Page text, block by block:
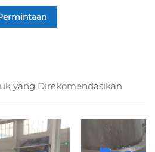
yang Direkomendasikan